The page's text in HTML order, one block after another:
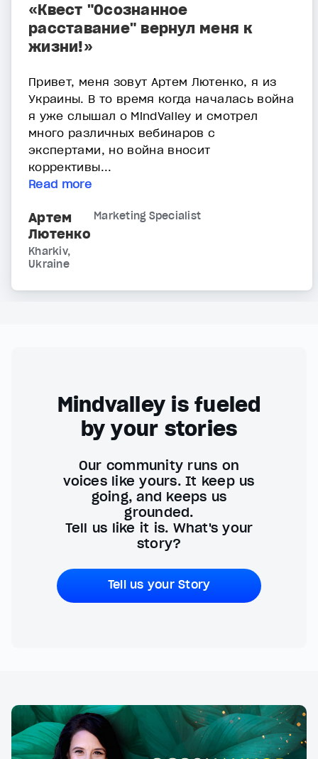
«Квест "Осознанное
расставание" вернул меня к
жизни!»
Привет, меня зовут Артем Лютенко, я из
Украины. В то время когда началась война
я уже слышал о MindValley и смотрел
много различных вебинаров с
экспертами, но война вносит
коррективы...
Read more
Артем
Лютенко
Marketing Specialist
Kharkiv,
Ukraine
Mindvalley is fueled
by your stories
Our community runs on
voices like yours. It keep us
going, and keeps us
grounded.
Tell us like it is. What's your
story?
Tell us your Story